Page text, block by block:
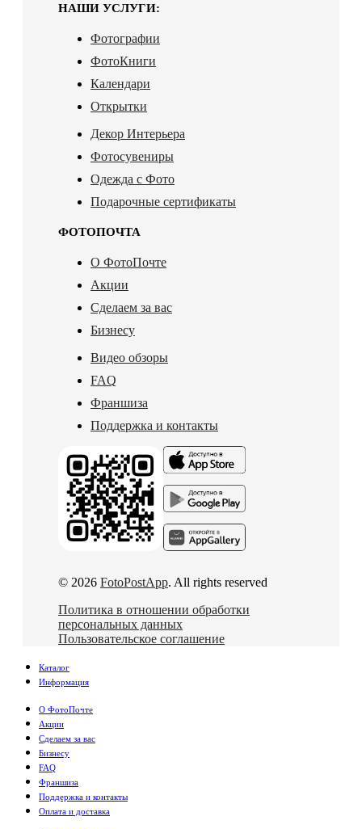
НАШИ УСЛУГИ:
Фотографии
ФотоКниги
Календари
Открытки
Декор Интерьера
Фотосувениры
Одежда с Фото
Подарочные сертификаты
ФОТОПОЧТА
О ФотоПочте
Акции
Сделаем за вас
Бизнесу
Видео обзоры
FAQ
Франшиза
Поддержка и контакты
© 2026 FotoPostApp. All rights reserved
Политика в отношении обработки
персональных данных
Пользовательское соглашение
Каталог
Информация
О ФотоПочте
Акции
Сделаем за вас
Бизнесу
FAQ
Франшиза
Поддержка и контакты
Оплата и доставка